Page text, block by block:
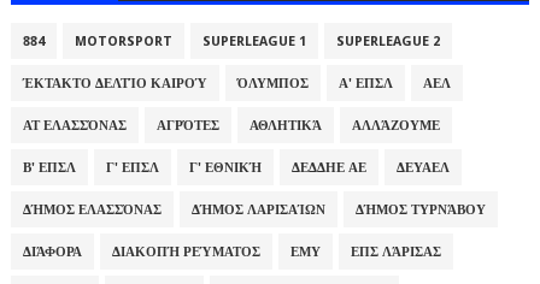
884 MOTORSPORT SUPERLEAGUE 1 SUPERLEAGUE 2
ΈΚΤΑΚΤΟ ΔΕΛΤΊΟ ΚΑΙΡΟΎ ΌΛΥΜΠΟΣ Α' ΕΠΣΛ ΑΕΛ
ΑΤ ΕΛΑΣΣΌΝΑΣ ΑΓΡΌΤΕΣ ΑΘΛΗΤΙΚΆ ΑΛΛΆΖΟΥΜΕ
Β' ΕΠΣΛ Γ' ΕΠΣΛ Γ' ΕΘΝΙΚΉ ΔΕΔΔΗΕ ΑΕ ΔΕΥΑΕΛ
ΔΉΜΟΣ ΕΛΑΣΣΌΝΑΣ ΔΉΜΟΣ ΛΑΡΙΣΑΊΩΝ ΔΉΜΟΣ ΤΥΡΝΆΒΟΥ
ΔΙΆΦΟΡΑ ΔΙΑΚΟΠΉ ΡΕΎΜΑΤΟΣ ΕΜΥ ΕΠΣ ΛΆΡΙΣΑΣ